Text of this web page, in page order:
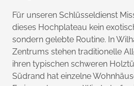
Für unseren Schlüsseldienst
dieses Hochplateau kein
sondern gelebte Routine. In
Zentrums stehen traditionelle
ihren typischen schweren
Südrand hat einzelne